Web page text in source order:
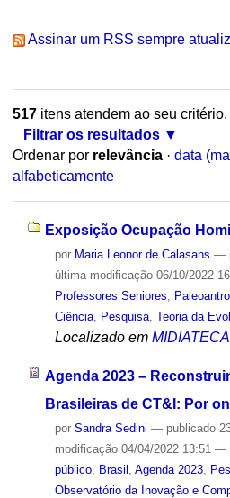
Assinar um RSS sempre
517itens atendem ao seu critério.
Filtrar os resultados
Ordenar por relevância · data
alfabeticamente
Exposição Ocupação
por Maria Leonor de Calasans —
última modificação06/10/2022
Professores Seniores
Ciência, Pesquisa, Teoria da
Localizado em MIDIATECA
Agenda 2023 –
Brasileiras de CT&I: Por
por Sandra Sedini — publicado
modificação04/04/2022 13:51 —
público, Brasil Agenda 2023,
Observatório da Inovação e